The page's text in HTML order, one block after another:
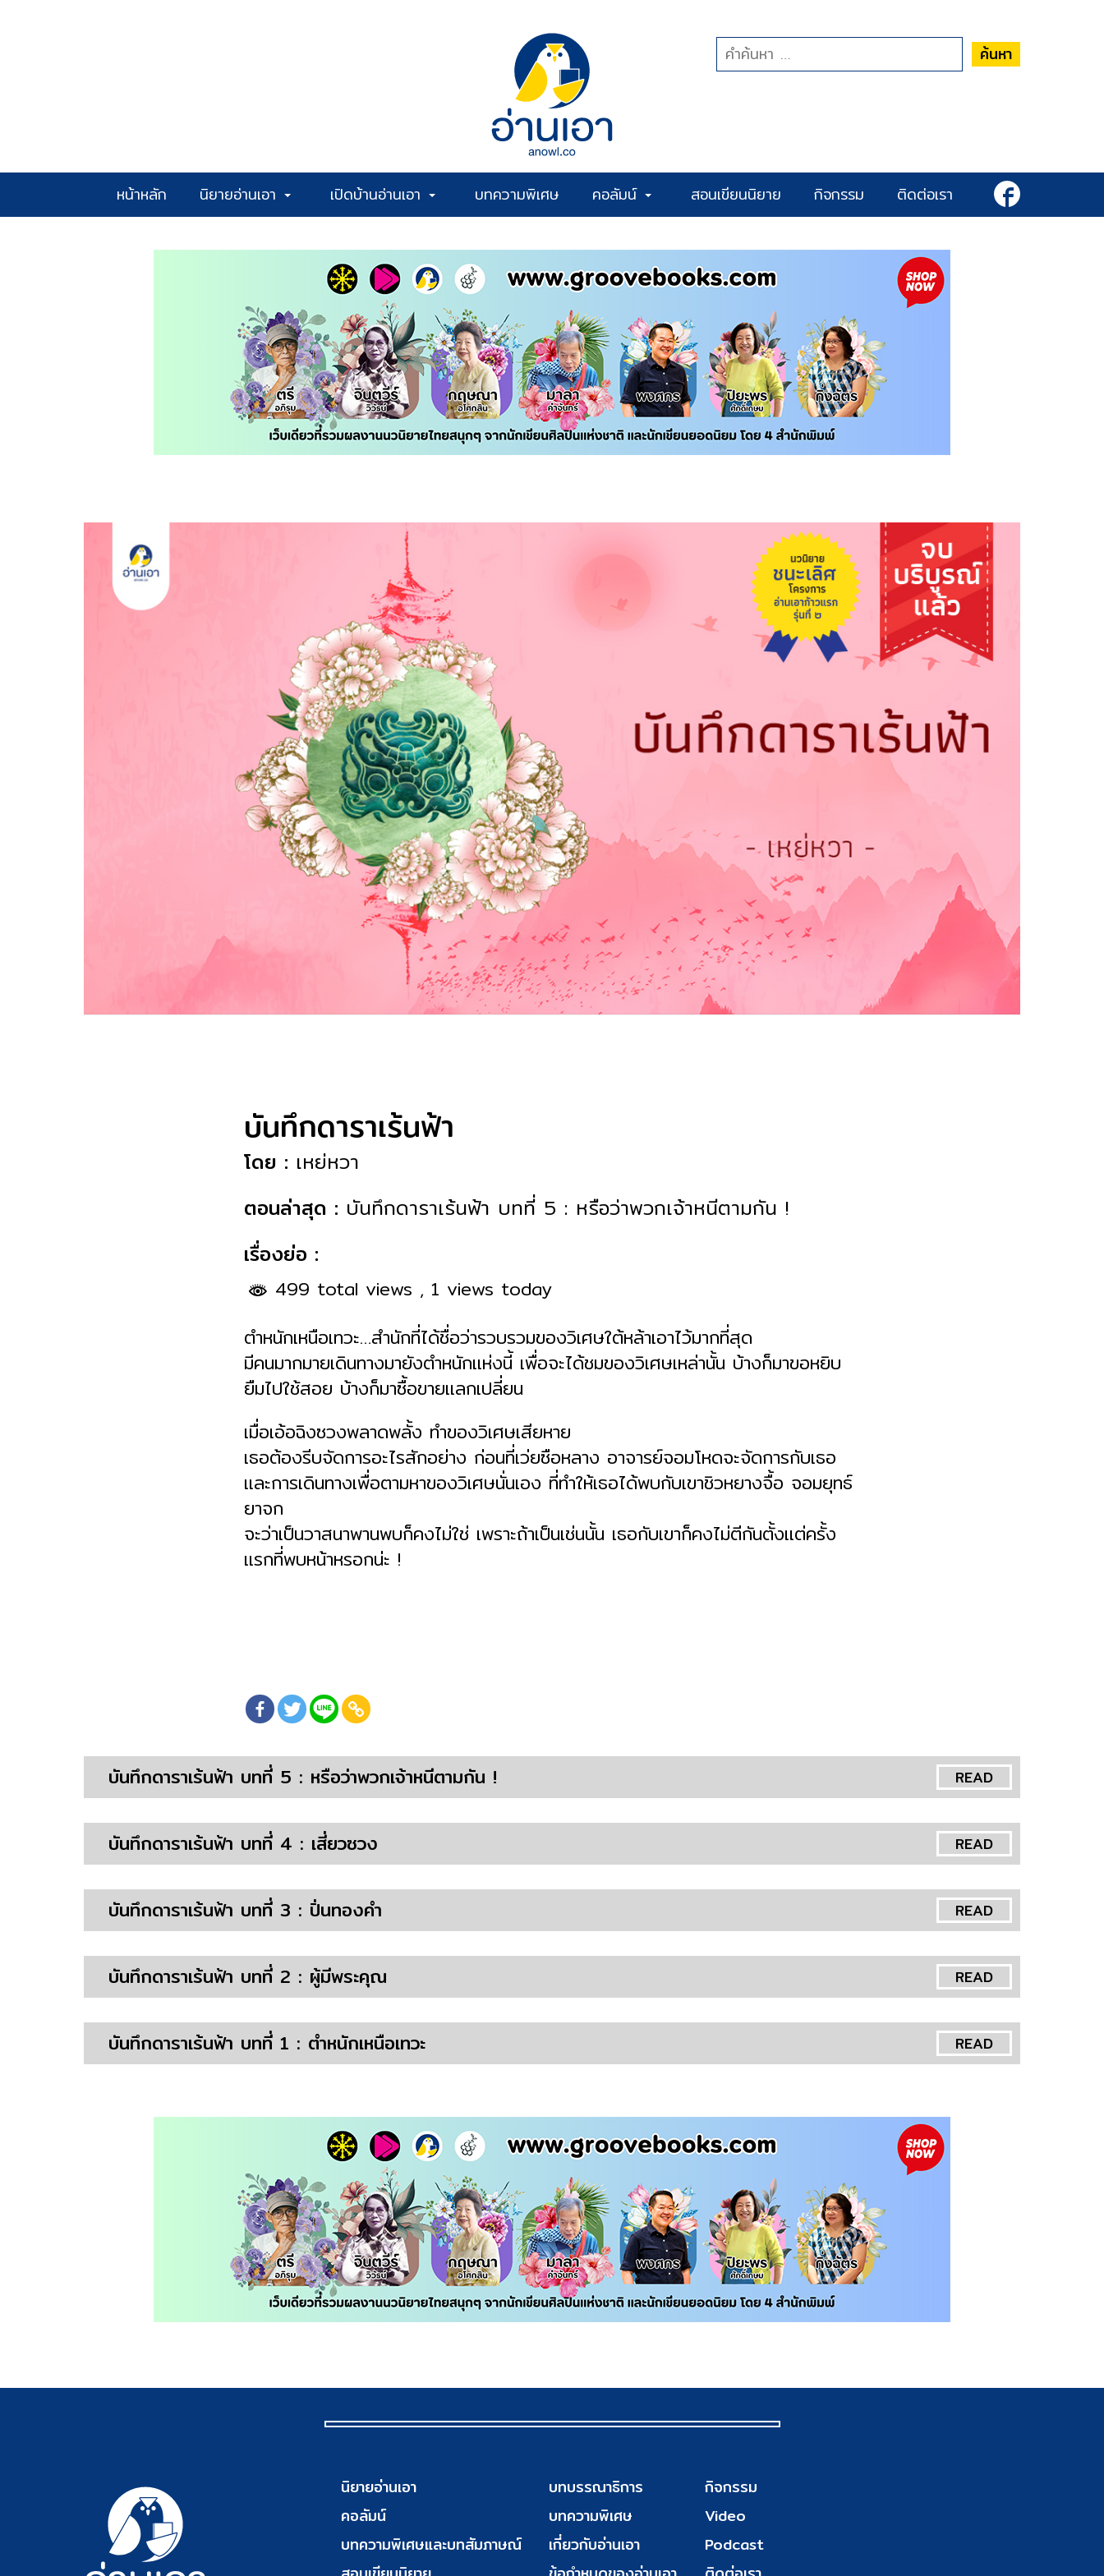
ค้นหา
หน้าหลัก นิยายอ่านเอา เปิดบ้านอ่านเอา บทความพิเศษ คอลัมน์ สอนเขียนนิยาย กิจกรรม ติดต่อเรา
บันทึกดาราเร้นฟ้า
โดย : เหย่หวา
ตอนล่าสุด : บันทึกดาราเร้นฟ้า บทที่ 5 : หรือว่าพวกเจ้าหนีตามกัน !
เรื่องย่อ :
499 total views , 1 views today
ตำหนักเหนือเทวะ…สำนักที่ได้ชื่อว่ารวบรวมของวิเศษใต้หล้าเอาไว้มากที่สุด
มีคนมากมายเดินทางมายังตำหนักแห่งนี้ เพื่อจะได้ชมของวิเศษเหล่านั้น บ้างก็มาขอหยิบ
ยืมไปใช้สอย บ้างก็มาซื้อขายแลกเปลี่ยน
เมื่อเอ้อฉิงซวงพลาดพลั้ง ทำของวิเศษเสียหาย
เธอต้องรีบจัดการอะไรสักอย่าง ก่อนที่เว่ยซือหลาง อาจารย์จอมโหดจะจัดการกับเธอ
และการเดินทางเพื่อตามหาของวิเศษนั่นเอง ที่ทำให้เธอได้พบกับเขาชิวหยางจื้อ จอมยุทธ์
ยาจก
จะว่าเป็นวาสนาพานพบก็คงไม่ใช่ เพราะถ้าเป็นเช่นนั้น เธอกับเขาก็คงไม่ตีกันตั้งแต่ครั้ง
แรกที่พบหน้าหรอกน่ะ !
READ
บันทึกดาราเร้นฟ้า บทที่ 5 : หรือว่าพวกเจ้าหนีตามกัน !
READ
บันทึกดาราเร้นฟ้า บทที่ 4 : เสี่ยวซวง
READ
บันทึกดาราเร้นฟ้า บทที่ 3 : ปิ่นทองคำ
READ
บันทึกดาราเร้นฟ้า บทที่ 2 : ผู้มีพระคุณ
READ
บันทึกดาราเร้นฟ้า บทที่ 1 : ตำหนักเหนือเทวะ
นิยายอ่านเอา
คอลัมน์
บทความพิเศษและบทสัมภาษณ์
บทบรรณาธิการ
บทความพิเศษ
เกี่ยวกับอ่านเอา
กิจกรรม
Video
Podcast